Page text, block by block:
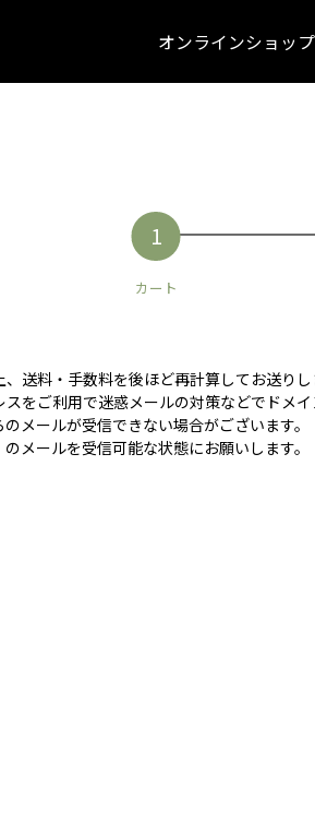
オンラインショップ
カート
送料・手数料を後ほど再計算してお送りし
スをご利用で迷惑メールの対策などでドメ
メールが受信できない場合がございます。
メールを受信可能な状態にお願いします。